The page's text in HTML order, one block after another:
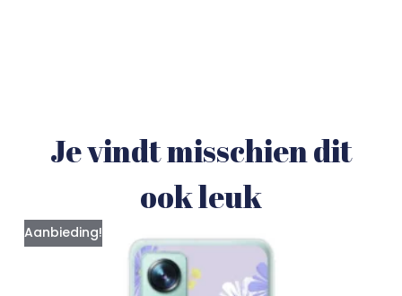
Je vindt misschien dit
ook leuk
Aanbieding!